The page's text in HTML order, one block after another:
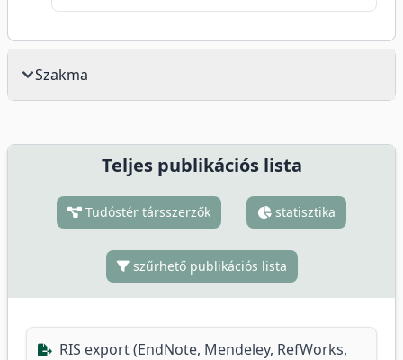
Szakma
Teljes publikációs lista
Tudóstér társszerzők statisztika
szűrhető publikációs lista
RIS export (EndNote, Mendeley, RefWorks,